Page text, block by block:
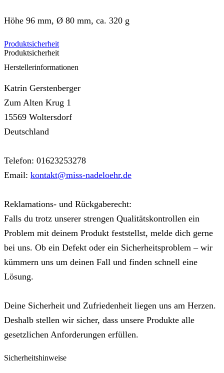
Höhe 96 mm, Ø 80 mm, ca. 320 g
Produktsicherheit
Produktsicherheit
Herstellerinformationen
Katrin Gerstenberger
Zum Alten Krug 1
15569 Woltersdorf
Deutschland
Telefon: 01623253278
Email: kontakt@miss-nadeloehr.de
Reklamations- und Rückgaberecht:
Falls du trotz unserer strengen Qualitätskontrollen ein
Problem mit deinem Produkt feststellst, melde dich gerne
bei uns. Ob ein Defekt oder ein Sicherheitsproblem – wir
kümmern uns um deinen Fall und finden schnell eine
Lösung.
Deine Sicherheit und Zufriedenheit liegen uns am Herzen.
Deshalb stellen wir sicher, dass unsere Produkte alle
gesetzlichen Anforderungen erfüllen.
Sicherheitshinweise